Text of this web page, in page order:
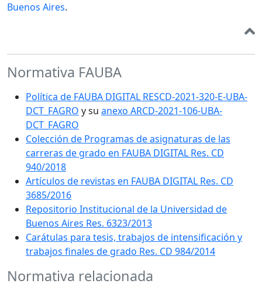
Buenos Aires.
Normativa FAUBA
Política de FAUBA DIGITAL RESCD-2021-320-E-UBA-
DCT_FAGRO y su anexo ARCD-2021-106-UBA-
DCT_FAGRO
Colección de Programas de asignaturas de las
carreras de grado en FAUBA DIGITAL Res. CD
940/2018
Artículos de revistas en FAUBA DIGITAL Res. CD
3685/2016
Repositorio Institucional de la Universidad de
Buenos Aires Res. 6323/2013
Carátulas para tesis, trabajos de intensificación y
trabajos finales de grado Res. CD 984/2014
Normativa relacionada